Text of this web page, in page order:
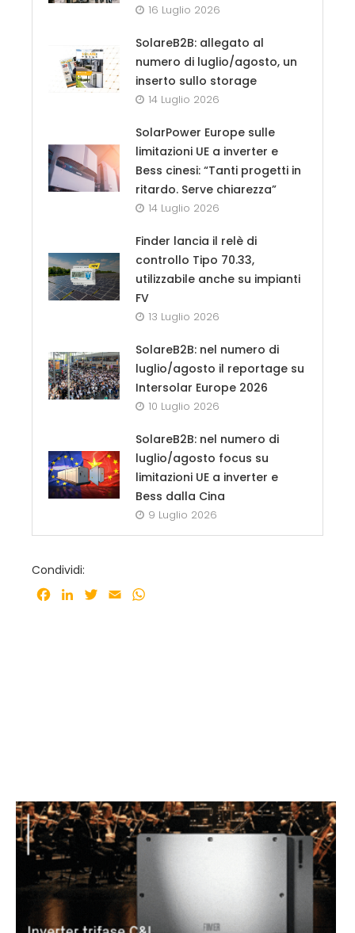
16 Luglio 2026
SolareB2B: allegato al
numero di luglio/agosto, un
inserto sullo storage
14 Luglio 2026
SolarPower Europe sulle
limitazioni UE a inverter e
Bess cinesi: “Tanti progetti in
ritardo. Serve chiarezza”
14 Luglio 2026
Finder lancia il relè di
controllo Tipo 70.33,
utilizzabile anche su impianti
FV
13 Luglio 2026
SolareB2B: nel numero di
luglio/agosto il reportage su
Intersolar Europe 2026
10 Luglio 2026
SolareB2B: nel numero di
luglio/agosto focus su
limitazioni UE a inverter e
Bess dalla Cina
9 Luglio 2026
Condividi:
Facebook
LinkedInTwitter
Email